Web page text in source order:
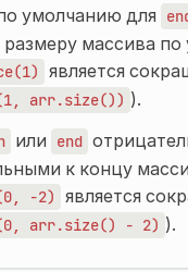
умолчанию для
массива
является
arr.size()) ).
или end
к концу
-2) является
arr.size() - 2) ).